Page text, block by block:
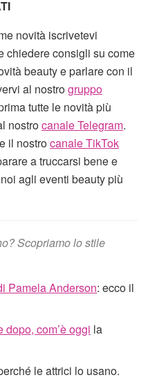
novità iscrivetevi
chiedere consigli su come
beauty e parlare con il
al nostrogruppo
tutte le novità più
nostrocanale Telegram.
il nostrocanale TikTok
a truccarsi bene e
agli eventi beauty più
Scopriamo lo stile
Pamela Anderson: ecco il
com’è oggi la
le attrici lo usano.